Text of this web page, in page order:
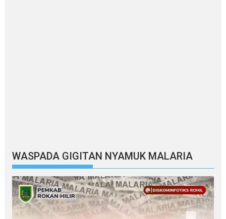
WASPADA GIGITAN NYAMUK MALARIA